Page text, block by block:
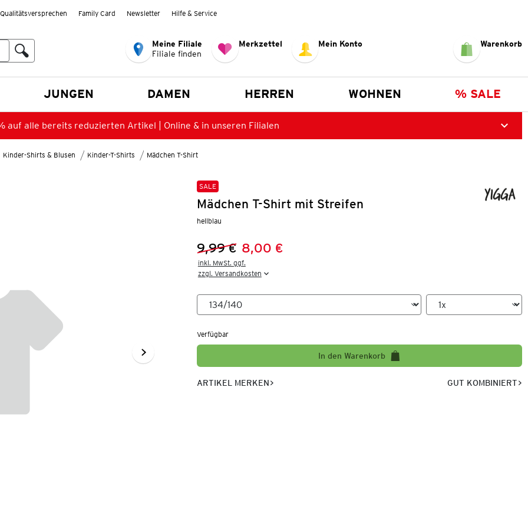
Qualitätsversprechen Family Card Newsletter Hilfe & Service
Meine Filiale
Filiale finden
Merkzettel Mein Konto Warenkorb
JUNGEN DAMEN HERREN WOHNEN % SALE
auf alle bereits reduzierten Artikel | Online & in unseren Filialen
Kinder-Shirts & Blusen Kinder-T-Shirts Mädchen T-Shirt
SALE
Mädchen T-Shirt mit Streifen
hellblau
Vorheriger Preis:
9,99 €
Neuer Preis:
8,00 €
inkl. MwSt. ggf.
zzgl. Versandkosten
Verfügbar
In den Warenkorb
ARTIKEL MERKEN GUT KOMBINIERT